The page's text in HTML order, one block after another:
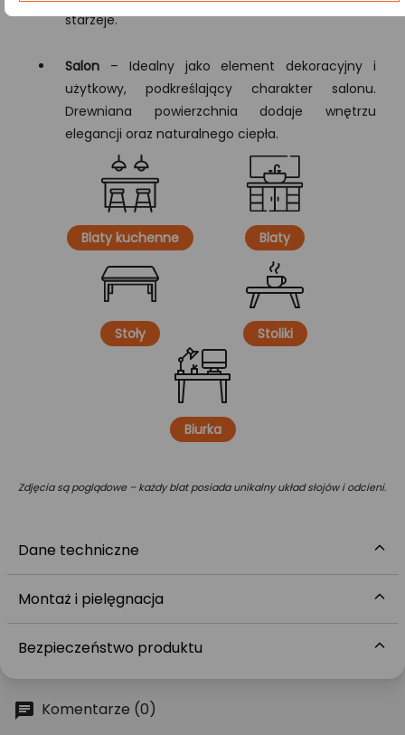
starzeje.
Salon – Idealny jako element dekoracyjny i
użytkowy, podkreślający charakter salonu.
Drewniana powierzchnia dodaje wnętrzu
elegancji oraz naturalnego ciepła.
Blaty kuchenne Blaty
Stoły Stoliki
Biurka
Zdjęcia są poglądowe – każdy blat posiada unikalny układ słojów i odcieni.
Dane techniczne
Montaż i pielęgnacja
Bezpieczeństwo produktu
Komentarze (0)